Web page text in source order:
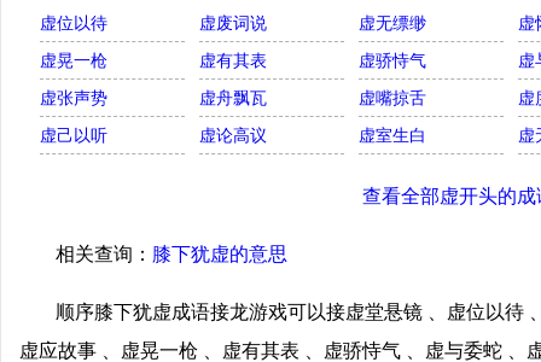
虚位以待 虚废词说 虚无缥缈
虚
虚晃一枪
虚有其表 虚骄恃气
虚
虚张声势
虚舟飘瓦 虚嘴掠舌
虚
虚己以听
虚论高议 虚室生白 虚
查看全部虚开头的成
相关查询： 膝下犹虚的意思
顺序膝下犹虚成语接龙游戏可以接虚堂悬镜 、虚位以待
虚应故事 、虚晃一枪 、虚有其表 、虚骄恃气 、虚与委蛇 、